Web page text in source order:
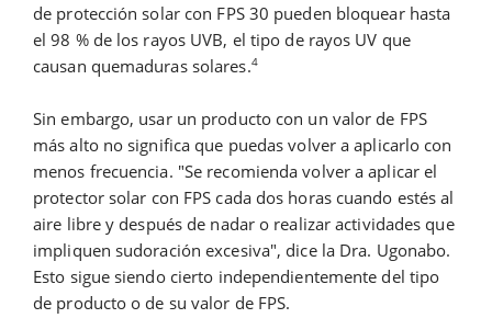
de protección solar con FPS 30 pueden bloquear hasta
el 98 % de los rayos UVB, el tipo de rayos UV que
causan quemaduras solares.4
Sin embargo, usar un producto con un valor de FPS
más alto no significa que puedas volver a aplicarlo con
menos frecuencia. "Se recomienda volver a aplicar el
protector solar con FPS cada dos horas cuando estés al
aire libre y después de nadar o realizar actividades que
impliquen sudoración excesiva", dice la Dra. Ugonabo.
Esto sigue siendo cierto independientemente del tipo
de producto o de su valor de FPS.